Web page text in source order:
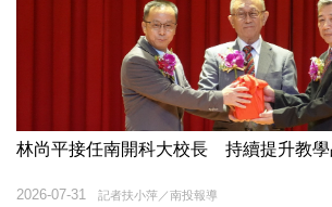
林尚平接任南開科大校長 持續提升教學
記者扶小萍／南投報導
2026-07-31